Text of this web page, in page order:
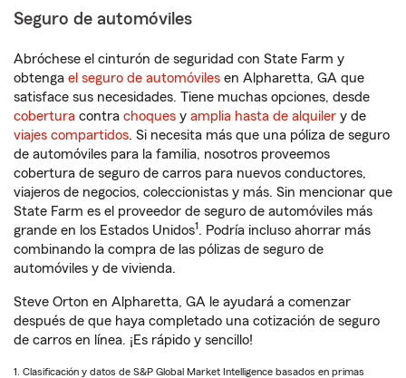
Seguro de automóviles
Abróchese el cinturón de seguridad con State Farm y
obtenga el seguro de automóviles en Alpharetta, GA que
satisface sus necesidades. Tiene muchas opciones, desde
cobertura contra choques y amplia hasta de alquiler y de
viajes compartidos. Si necesita más que una póliza de seguro
de automóviles para la familia, nosotros proveemos
cobertura de seguro de carros para nuevos conductores,
viajeros de negocios, coleccionistas y más. Sin mencionar que
State Farm es el proveedor de seguro de automóviles más
grande en los Estados Unidos1. Podría incluso ahorrar más
combinando la compra de las pólizas de seguro de
automóviles y de vivienda.
Steve Orton en Alpharetta, GA le ayudará a comenzar
después de que haya completado una cotización de seguro
de carros en línea. ¡Es rápido y sencillo!
1. Clasificación y datos de S&P Global Market Intelligence basados en primas